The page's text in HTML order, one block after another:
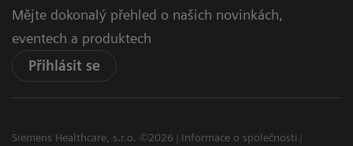
Mějte dokonalý přehled o našich novinkách,
eventech a produktech
Přihlásit se
Siemens Healthcare, s.r.o. ©2026
Informace o společnosti